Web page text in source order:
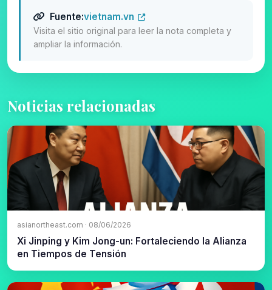
Fuente:vietnam.vn
Visita el sitio original para leer la nota completa y
ampliar la información.
Noticias relacionadas
asianortheast.com · 08/06/2026
Xi Jinping y Kim Jong-un: Fortaleciendo la Alianza
en Tiempos de Tensión